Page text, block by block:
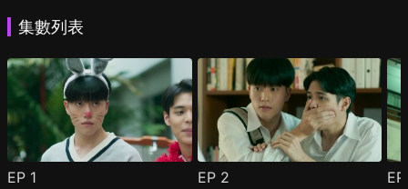
集數列表
EP 1 EP 2